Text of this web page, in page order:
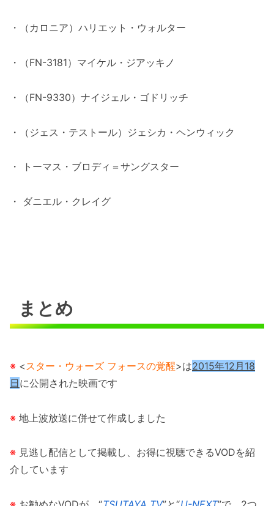
・（カロニア）ハリエット・ウォルター
・（FN-3181）マイケル・ジアッキノ
・（FN-9330）ナイジェル・ゴドリッチ
・（ジェス・テストール）ジェシカ・ヘンウィック
・ トーマス・ブロディ＝サングスター
・ ダニエル・クレイグ
まとめ
※ < スター・ウォーズ フォースの覚醒>は2015年12月18
日に公開された映画です
※ 地上波放送に併せて作成しました
※ 見逃し配信として掲載し、お得に視聴できるVODを紹
介しています